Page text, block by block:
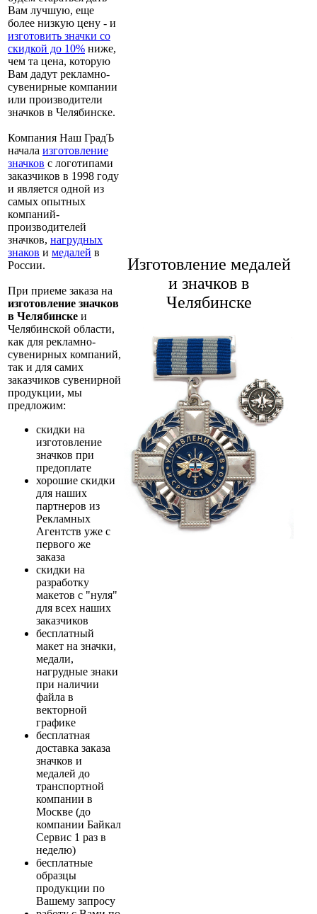
Вам лучшую, еще
более низкую цену - и
изготовить значки со
скидкой до 10% ниже,
чем та цена, которую
Вам дадут рекламно-
сувенирные компании
или производители
значков в Челябинске.
Компания Наш ГрадЪ
начала изготовление
значков с логотипами
заказчиков в 1998 году
и является одной из
самых опытных
компаний-
производителей
значков, нагрудных
знаков и медалей в
России.
При приеме заказа на
изготовление значков
в Челябинске и
Челябинской области,
как для рекламно-
сувенирных компаний,
так и для самих
заказчиков сувенирной
продукции, мы
предложим:
скидки на
изготовление
значков при
предоплате
хорошие скидки
для наших
партнеров из
Рекламных
Агентств уже с
первого же
заказа
скидки на
разработку
макетов с "нуля"
для всех наших
заказчиков
бесплатный
макет на значки,
медали,
нагрудные знаки
при наличии
файла в
векторной
графике
бесплатная
доставка заказа
значков и
медалей до
транспортной
компании в
Москве (до
компании Байкал
Сервис 1 раз в
неделю)
бесплатные
образцы
продукции по
Вашему запросу
Изготовление медалей
и значков в
Челябинске